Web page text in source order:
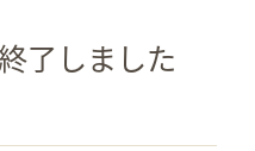
了しました